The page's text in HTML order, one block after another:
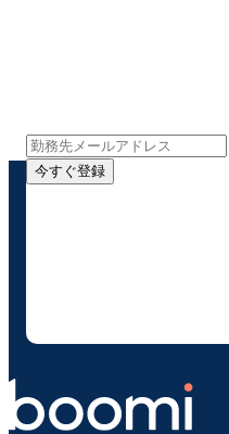
今すぐ登録